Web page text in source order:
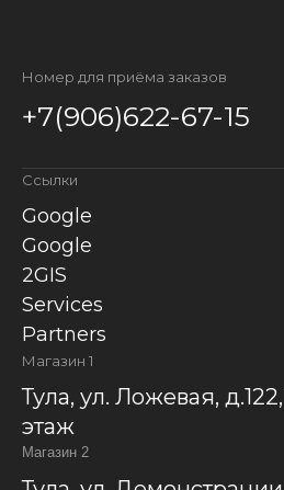
Номер для приёма заказов
+7(906)622-67-15
Ссылки
Google
Google
2GIS
Services
Partners
Магазин 1
Тула, ул. Ложевая,
этаж
Магазин 2